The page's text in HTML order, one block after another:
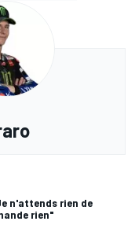
n'attends rien de
rien"